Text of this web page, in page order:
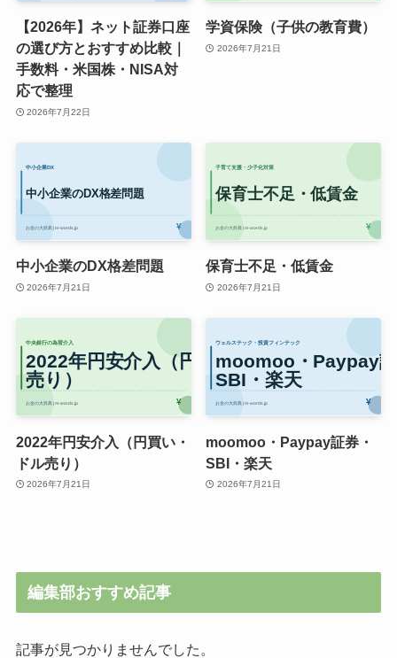
【2026年】ネット証券口座
の選び方とおすすめ比較｜
手数料・米国株・NISA対
応で整理
2026年7月22日
学資保険（子供の教育費）
2026年7月21日
中小企業のDX格差問題
2026年7月21日
保育士不足・低賃金
2026年7月21日
2022年円安介入（円買い・
ドル売り）
2026年7月21日
moomoo・Paypay証券・
SBI・楽天
2026年7月21日
編集部おすすめ記事
記事が見つかりませんでした。